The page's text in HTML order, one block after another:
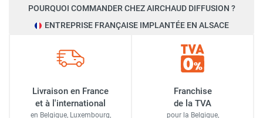
POURQUOI COMMANDER CHEZ AIRCHAUD DIFFUSION ?
ENTREPRISE FRANÇAISE IMPLANTÉE EN ALSACE
Livraison en France
et à l'international
en Belgique, Luxembourg,
Franchise
de la TVA
pour la Belgique,